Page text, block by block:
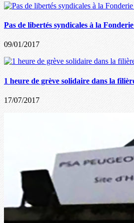
Pas de libertés syndicales à la
09/01/2017
1 heure de grève solidaire dans la
17/07/2017